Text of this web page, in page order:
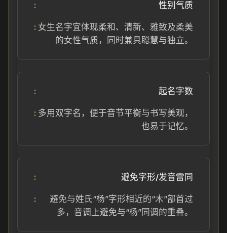
性别气质
女生名字宜体现柔和、清新、雅致及柔美
的女性气质，同时兼具聪慧与独立。
起名字数
多用双字名，便于音节平衡与书写美观，
也易于记忆。
避免字形/发音雷同
避免与姓氏“杨”字形相近的“木”部首过
多，音调上避免与“杨”同调的重叠。